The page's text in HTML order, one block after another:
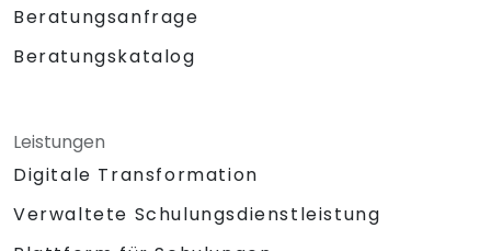
Beratungsanfrage
Beratungskatalog
Leistungen
Digitale Transformation
Verwaltete Schulungsdienstleistung